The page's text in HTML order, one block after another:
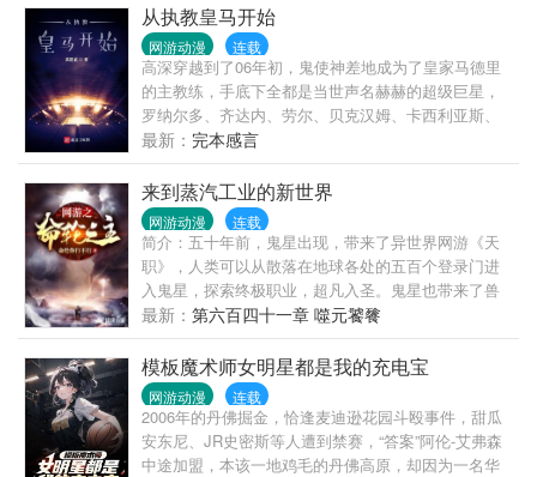
从执教皇马开始
网游动漫 连载
高深穿越到了06年初，鬼使神差地成为了皇家马德里
的主教练，手底下全都是当世声名赫赫的超级巨星，
罗纳尔多、齐达内、劳尔、贝克汉姆、卡西利亚斯、
卡洛斯、拉莫斯……无一不是跺跺脚就能让世界足坛
抖三抖的狠角色。人微言轻的菜鸟要如何调教这帮造
反的巨星？
最新： 完本感言
来到蒸汽工业的新世界
网游动漫 连载
简介：五十年前，鬼星出现，带来了异世界网游《天
职》，人类可以从散落在地球各处的五百个登录门进
入鬼星，探索终极职业，超凡入圣。鬼星也带来了兽
神降临，末世之灾！兽神崛起，城市毁灭，人类苟延
残喘。天平的一侧是进化，天平的另一侧是毁灭，人
类的进化速度能否超越毁灭的速度？！主角江铠低价
购入残缺材料，千辛万苦成为了非战斗职业“赌徒”。运
由天生，命由我主，一线之机，与天一搏！
最新： 第六百四十一章 噬元饕餮
模板魔术师女明星都是我的充电宝
网游动漫 连载
2006年的丹佛掘金，恰逢麦迪逊花园斗殴事件，甜瓜
安东尼、JR史密斯等人遭到禁赛，“答案”阿伦-艾弗森
中途加盟，本该一地鸡毛的丹佛高原，却因为一名华